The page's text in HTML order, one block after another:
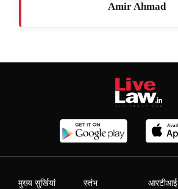
Amir Ahmad
मुख्य सुर्खियां स्तंभ आरटीआई